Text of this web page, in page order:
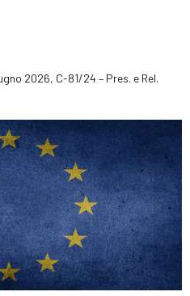
2026, C-81/24 – Pres. e Rel.